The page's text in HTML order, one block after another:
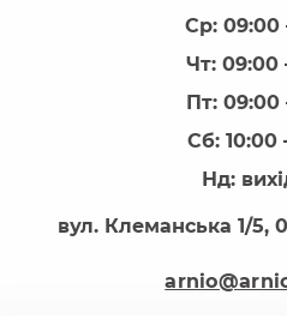
Ср: 09:00
Чт: 09:00
Пт: 09:00
Сб: 10:00
Нд:
вул. Клеманська 1/5,